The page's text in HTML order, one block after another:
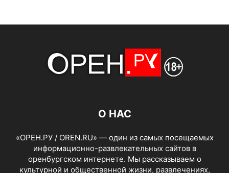
О НАС
«ОРЕН.РУ / OREN.RU» — один из самых посещаемых
информационно-развлекательных сайтов в
оренбургском интернете. Мы рассказываем о
культурной и общественной жизни, развлечениях,